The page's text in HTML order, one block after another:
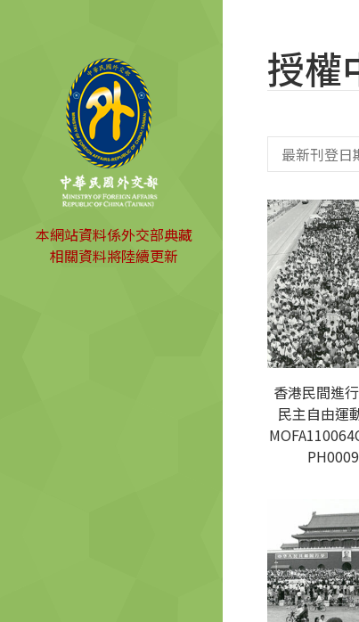
本網站資料係外交部典藏
相關資料將陸續更新
授權
香港民間進
民主自由運